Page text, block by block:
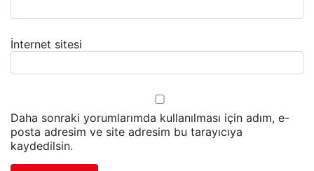
İnternet sitesi
Daha sonraki yorumlarımda kullanılması için adım, e-
posta adresim ve site adresim bu tarayıcıya
kaydedilsin.